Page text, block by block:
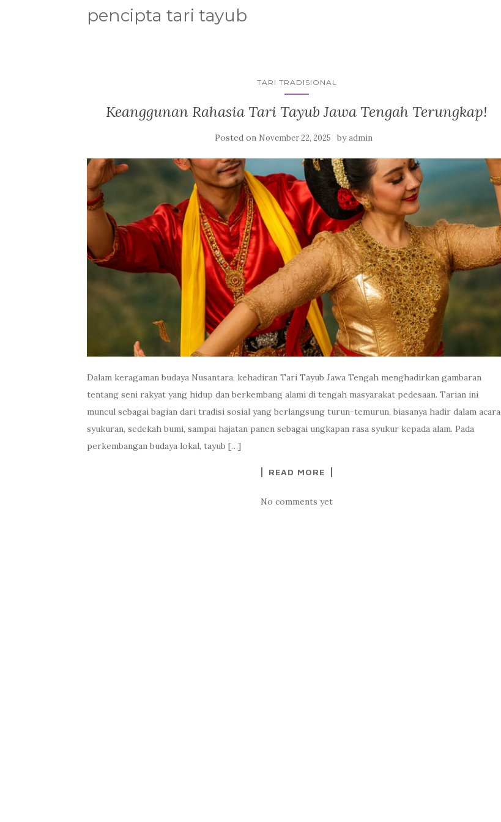
pencipta tari tayub
TARI TRADISIONAL
Keanggunan Rahasia Tari Tayub Jawa Tengah Terungkap!
Posted on November 22, 2025 byadmin
Dalam keragaman budaya Nusantara, kehadiran Tari Tayub Jawa Tengah menghadirkan gambaran
tentang seni rakyat yang hidup dan berkembang alami di tengah masyarakat pedesaan. Tarian ini
muncul sebagai bagian dari tradisi sosial yang berlangsung turun-temurun, biasanya hadir dalam acara
syukuran, sedekah bumi, sampai hajatan panen sebagai ungkapan rasa syukur kepada alam. Pada
perkembangan budaya lokal, tayub […]
READ MORE
No comments yet